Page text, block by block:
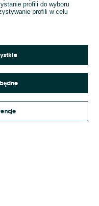
wskazanych powyżej,
w jego aktualnym brzmieniu.
profili do wyboru
profili w celu